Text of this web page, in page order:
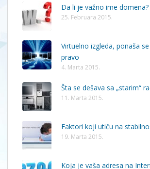
Da li je važno ime domena?
25. Februara 2015.
Virtuelno izgleda, ponaša
pravo
4. Marta 2015.
Šta se dešava sa „starim“
11. Marta 2015.
Faktori koji utiču na
19. Marta 2015.
Koja je vaša adresa na